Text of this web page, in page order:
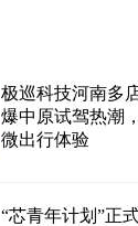
极巡科技河南多
爆中原试驾热潮
微出行体验
“芯青年计划”正